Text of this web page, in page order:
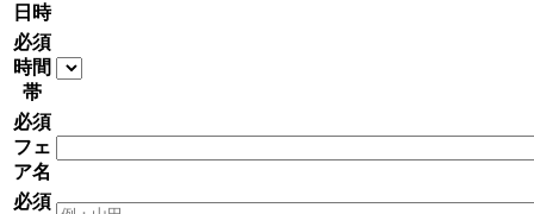
日時
必須
時間
帯
必須
フェ
ア名
必須